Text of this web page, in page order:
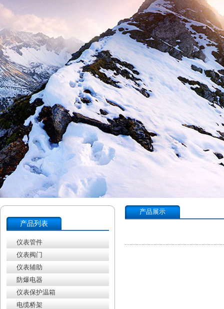
产品列表
仪表管件
仪表阀门
仪表辅助
防爆电器
仪表保护温箱
电缆桥架
产品展示